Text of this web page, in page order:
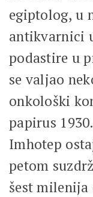
egiptolog, u
antikvarnici
podastire u
se valjao
onkološki
papirus
Imhotep
petom
šest milenija